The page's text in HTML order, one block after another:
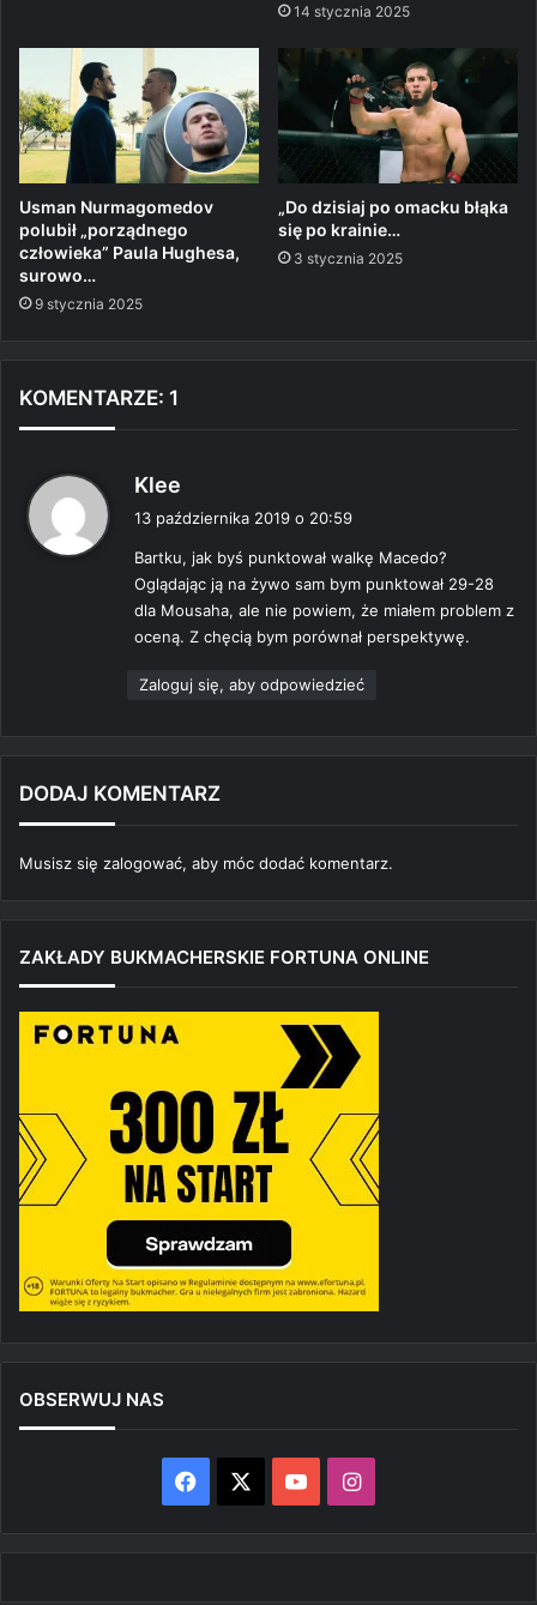
14 stycznia 2025
Usman Nurmagomedov
polubił „porządnego
człowieka” Paula Hughesa,
surowo…
9 stycznia 2025
„Do dzisiaj po omacku błąka
się po krainie…
3 stycznia 2025
KOMENTARZE: 1
Klee
z
e
:
13 października 2019 o 20:59
Bartku, jak byś punktował walkę Macedo?
Oglądając ją na żywo sam bym punktował 29-28
dla Mousaha, ale nie powiem, że miałem problem z
oceną. Z chęcią bym porównał perspektywę.
Zaloguj się, aby odpowiedzieć
DODAJ KOMENTARZ
Musisz się zalogować, aby móc dodać komentarz.
ZAKŁADY BUKMACHERSKIE FORTUNA ONLINE
OBSERWUJ NAS
Facebook YouTubeInstagram